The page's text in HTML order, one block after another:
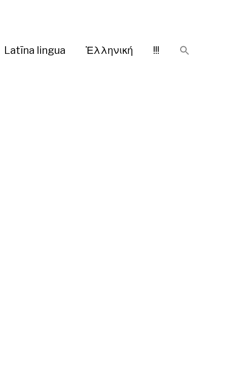
Latīna lingua Ἑλληνική !!!